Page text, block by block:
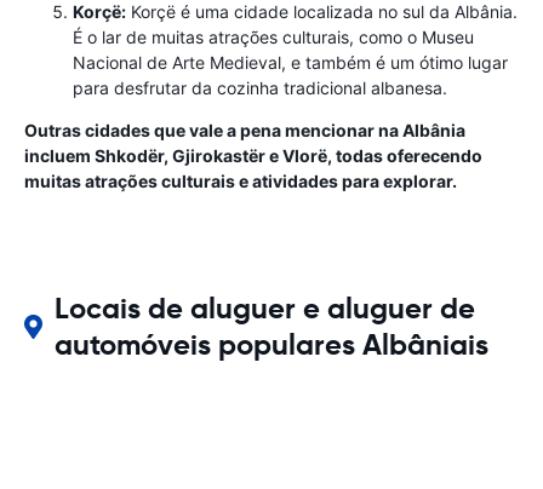
Korçë: Korçë é uma cidade localizada no sul da Albânia.
É o lar de muitas atrações culturais, como o Museu
Nacional de Arte Medieval, e também é um ótimo lugar
para desfrutar da cozinha tradicional albanesa.
Outras cidades que vale a pena mencionar na Albânia
incluem Shkodër, Gjirokastër e Vlorë, todas oferecendo
muitas atrações culturais e atividades para explorar.
Locais de aluguer e aluguer de
automóveis populares Albâniais